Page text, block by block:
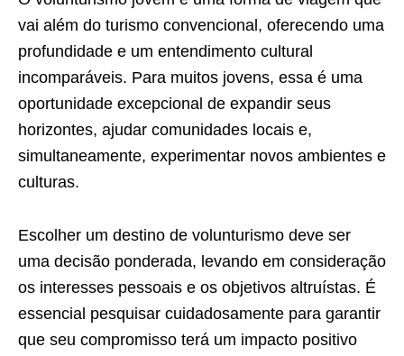
vai além do turismo convencional, oferecendo uma
profundidade e um entendimento cultural
incomparáveis. Para muitos jovens, essa é uma
oportunidade excepcional de expandir seus
horizontes, ajudar comunidades locais e,
simultaneamente, experimentar novos ambientes e
culturas.
Escolher um destino de volunturismo deve ser
uma decisão ponderada, levando em consideração
os interesses pessoais e os objetivos altruístas. É
essencial pesquisar cuidadosamente para garantir
que seu compromisso terá um impacto positivo